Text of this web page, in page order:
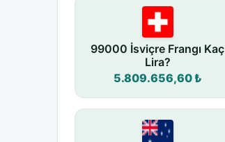
99000 İsviçre Frangı Kaç
Lira?
5.809.656,60 ₺